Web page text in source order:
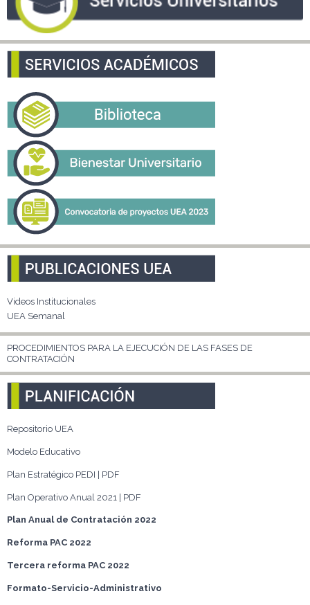
Videos Institucionales
UEA Semanal
PROCEDIMIENTOS PARA LA EJECUCIÓN DE LAS FASES DE
CONTRATACIÓN
Repositorio UEA
Modelo Educativo
Plan Estratégico PEDI | PDF
Plan Operativo Anual 2021 | PDF
Plan Anual de Contratación 2022
Reforma PAC 2022
Tercera reforma PAC 2022
Formato-Servicio-Administrativo